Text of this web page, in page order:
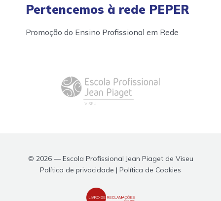
Pertencemos à rede PEPER
Promoção do Ensino Profissional em Rede
© 2026 — Escola Profissional Jean Piaget de Viseu
Política de privacidade | Política de Cookies